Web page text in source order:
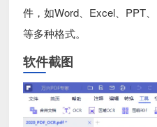
件，如Word、Excel、PPT
等多种格式。
软件截图